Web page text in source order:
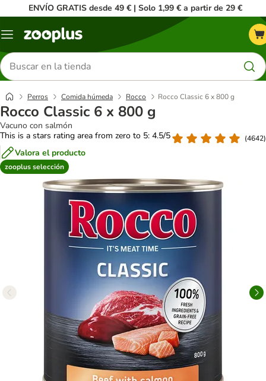
ENVÍO GRATIS desde 49 € | Solo 1,99 € a partir de 29 €
Menú
Buscar
productos
Perros Comida húmeda Rocco Rocco Classic 6 x 800 g
Rocco Classic 6 x 800 g
Vacuno con salmón
This is a stars rating area from zero to 5: 4.5/5
(4642)
Valora el producto
zooplus selección